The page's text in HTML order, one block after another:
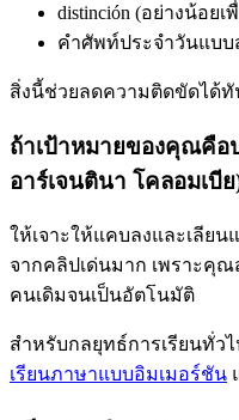
distinción (อย่างน้อยเ
คำศัพท์ประจำวันแบบส
สิ่งนี้ช่วยลดความติดขัดได้ทั
ถ้าเป้าหมายของคุณคือ
อาร์เจนตินา โคลอมเบีย
ให้เจาะให้แคบลงและเลีย
จากคลิปเด่นมาก เพราะคุ
คนเดิมจนเป็นอัตโนมัติ
สำหรับกลยุทธ์การเรียนทั่ว
เรียนภาษาแบบอิมเมอร์ชัน